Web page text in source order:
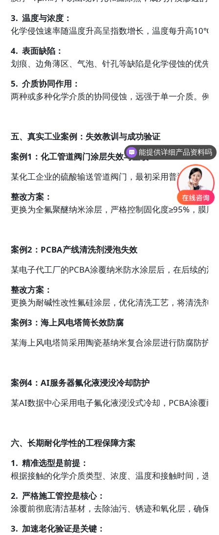
3.  温度与浓度：
化学侵蚀速率随温度升高呈指数增长，温度每升高10℃
4.  表面缺陷：
划痕、边角薄区、气泡、针孔等缺陷是化学侵蚀的优先
5.  介质协同作用：
两种或多种化学介质的协同侵蚀，远强于单一介质。例
五、真实工业案例：失效教训与成功验证
案例1：化工管道阀门涂层失效与整改
某化工企业的硫酸输送管道阀门，最初采用普通氟硅纳
整改方案：
更换为全氟聚醚纳米涂层，严格控制固化度≥95%，膜
案例2：PCBA产线清洗剂浸泡失效
某电子代工厂的PCBA涂覆纳米防水涂层后，在后续的
整改方案：
更换为耐碱性改性氟硅涂层，优化清洗工艺，将清洗剂
案例3：海上风电塔筒长效防腐
某海上风电塔筒采用陶瓷基纳米复合涂层进行防腐防护
案例4：AI服务器氟化液浸没冷却防护
某AI数据中心采用电子氟化液浸没式冷却，PCBA涂覆
六、长期耐化学性的工程保障方案
1.  精准选型是前提：
根据接触的化学介质类型、浓度、温度和接触时间，选
2.  严格施工管控是核心：
涂覆前彻底清洁基材，去除油污、锈迹和氧化层，确保
3.  加速老化验证是关键：
能提供详细产品资料吗